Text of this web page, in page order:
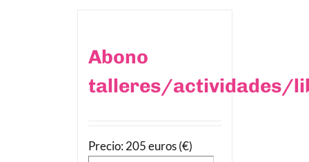
Abono
talleres/actividades/
Precio: 205 euros (€)